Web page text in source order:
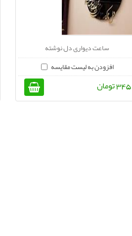
ساعت دیواری دل نوشته
افزودن به لیست مقایسه
345 تومان